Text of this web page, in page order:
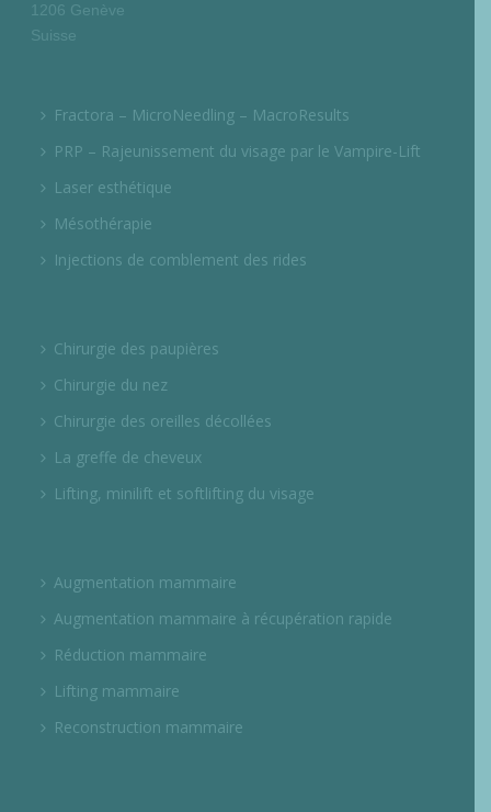
1206 Genève
Suisse
Fractora – MicroNeedling – MacroResults
PRP – Rajeunissement du visage par le Vampire-Lift
Laser esthétique
Mésothérapie
Injections de comblement des rides
Chirurgie des paupières
Chirurgie du nez
Chirurgie des oreilles décollées
La greffe de cheveux
Lifting, minilift et softlifting du visage
Augmentation mammaire
Augmentation mammaire à récupération rapide
Réduction mammaire
Lifting mammaire
Reconstruction mammaire